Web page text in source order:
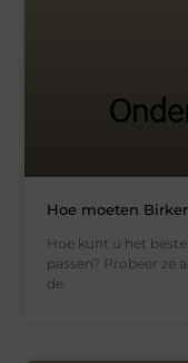
Hoe moeten
Hoe kunt u het
passen? Probeer ze
de